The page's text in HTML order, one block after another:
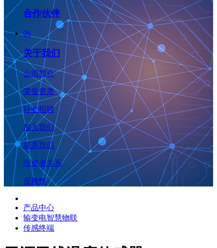
合作伙伴
06
关于我们
公司简介
荣誉资质
社会招聘
加入我们
联系我们
投资者关系
反舞弊
产品中心
输变电智慧物联
传感终端